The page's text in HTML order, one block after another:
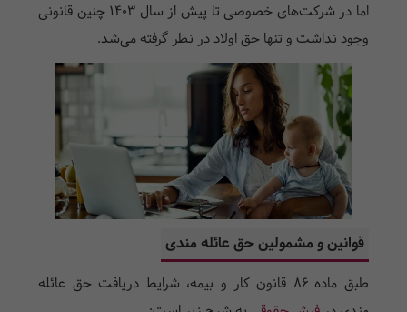
اما در شرکت‌های خصوصی تا پیش از سال ۱۴۰۳ چنین قانونی
وجود نداشت و تنها حق اولاد در نظر گرفته می‌شد.
قوانین و مشمولین حق عائله مندی
طبق ماده ۸۶ قانون کار و بیمه، شرایط دریافت حق عائله